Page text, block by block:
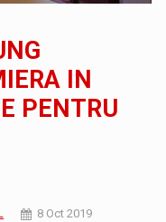
IN
PENTRU
8 Oct 2019